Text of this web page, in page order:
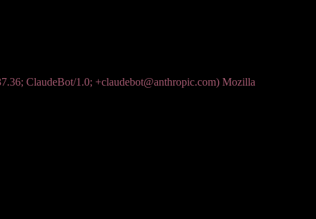
ClaudeBot/1.0; +claudebot@anthropic.com) Mozilla